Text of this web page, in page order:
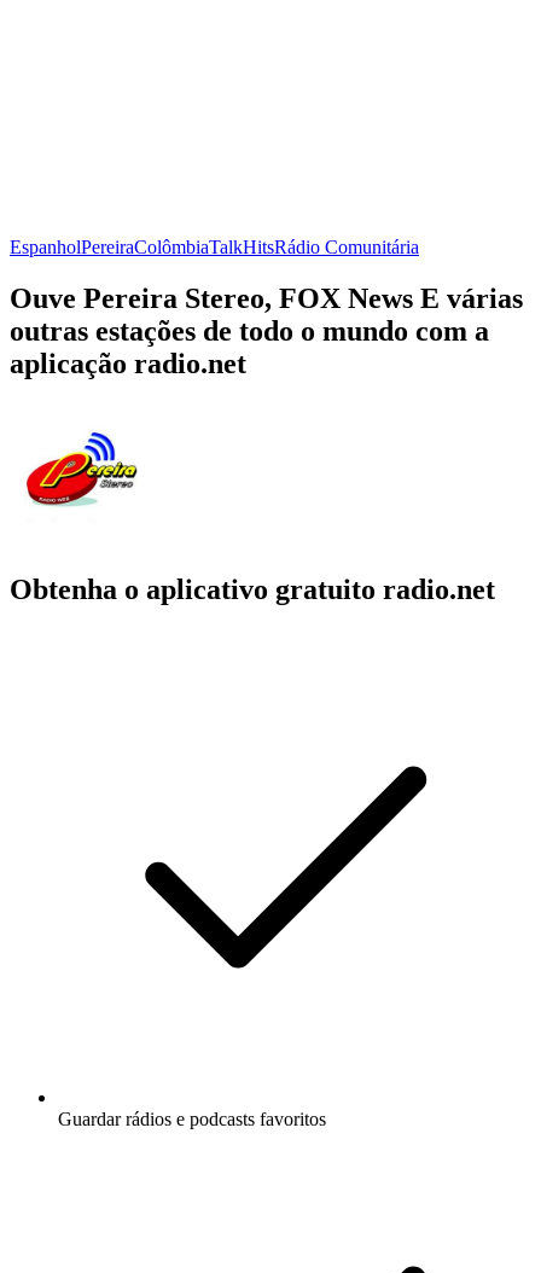
EspanholPereiraColômbiaTalkHitsRádio Comunitária
Ouve Pereira Stereo, FOX News E várias
outras estações de todo o mundo com a
aplicação radio.net
Obtenha o aplicativo gratuito radio.net
Guardar rádios e podcasts favoritos